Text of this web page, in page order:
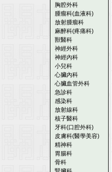
胸腔外科
腫瘤科(血液科)
放射腫瘤科
麻醉科(疼痛科)
獸醫科
神經外科
神經內科
小兒科
心臟內科
心臟血管外科
急診科
感染科
放射線科
核子醫科
牙科(口腔外科)
皮膚科(醫學美容)
精神科
胃腸科
骨科